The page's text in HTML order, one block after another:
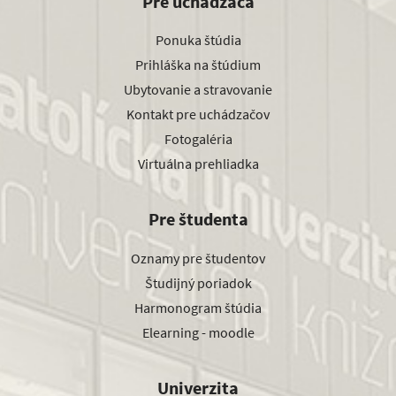
Ponuka štúdia
Prihláška na štúdium
Ubytovanie a stravovanie
Kontakt pre uchádzačov
Fotogaléria
Virtuálna prehliadka
Pre študenta
Oznamy pre študentov
Študijný poriadok
Harmonogram štúdia
Elearning - moodle
Univerzita